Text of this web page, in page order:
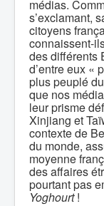
médias.
s’exclamant,
citoyens
connaissent-
des différents
d’entre eux «
plus peuplé
que nos
leur prisme
Xinjiang et
contexte de
du monde,
moyenne
des affaires
pourtant pas
Yoghourt!